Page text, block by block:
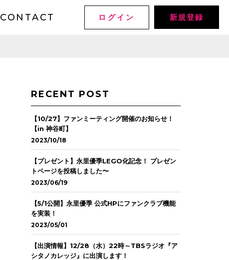
CONTACT ログイン 新規登録
RECENT POST
【10/27】ファンミーティング開催のお知らせ！
【in 神谷町】
2023/10/18
【プレゼント】永里優季LEGO化記念！ プレゼン
トページを投稿しました〜
2023/06/19
【5/1公開】永里優季 公式HPにファンクラブ機能
を実装！
2023/05/01
【出演情報】12/28（水）22時～TBSラジオ『ア
シタノカレッジ』に出演します！